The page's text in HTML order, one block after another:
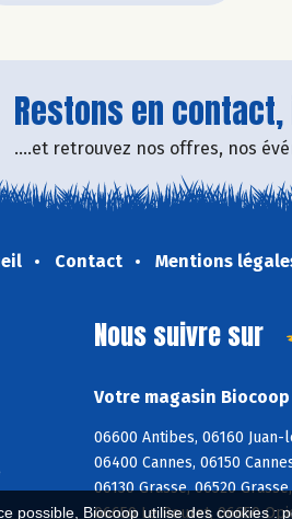
possible, Biocoop utilise des cookies
Restons en
....et retrouvez nos offres, nos
Contact Mentions
Nous suivre sur
Votre magasin
06600 Antibes, 06160
06400 Cannes, 06150
06130 Grasse, 06520
06650 Le Rouret, 06650